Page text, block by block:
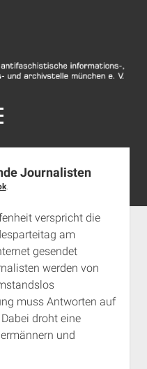
info@aida-archiv.de
open
dropdown
menu
im Süden
in München
im Süden
München
open
dropdown
menu
Journalisten
.
verspricht die
am
gesendet
werden von
muss Antworten auf
droht eine
und